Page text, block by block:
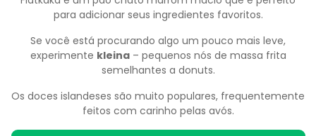
para adicionar seus ingredientes favoritos.
Se você está procurando algo um pouco mais leve,
experimente kleina– pequenos nós de massa frita
semelhantes a donuts.
Os doces islandeses são muito populares, frequentemente
feitos com carinho pelas avós.